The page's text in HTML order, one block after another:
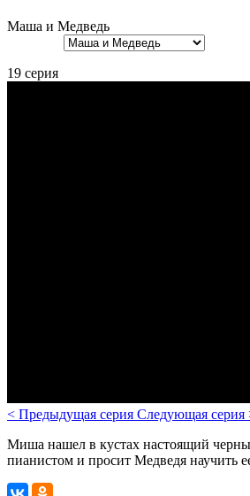
Маша и Медведь
19 серия
< Предыдущая серия Следующая серия
Миша нашел в кустах настоящий
пианистом и просит Медведя научить